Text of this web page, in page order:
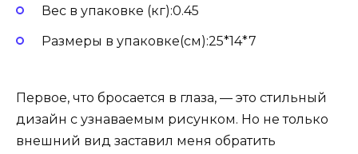
Вес в упаковке (кг):0.45
Размеры в упаковке(см):25*14*7
Первое, что бросается в глаза, — это стильный
дизайн с узнаваемым рисунком. Но не только
внешний вид заставил меня обратить